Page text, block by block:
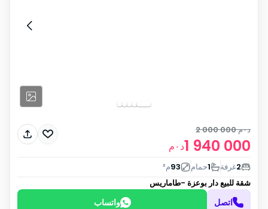
1 940 000د٠م
2 000 000 د٠م
2غرفة 1حمام 93م²
شقة للبيعدار بوعزة -طاماريس
اتصل واتساب